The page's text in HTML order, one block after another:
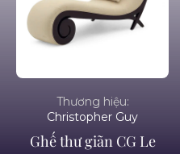
Thương hiệu:
Christopher Guy
Ghế thư giãn CG Le